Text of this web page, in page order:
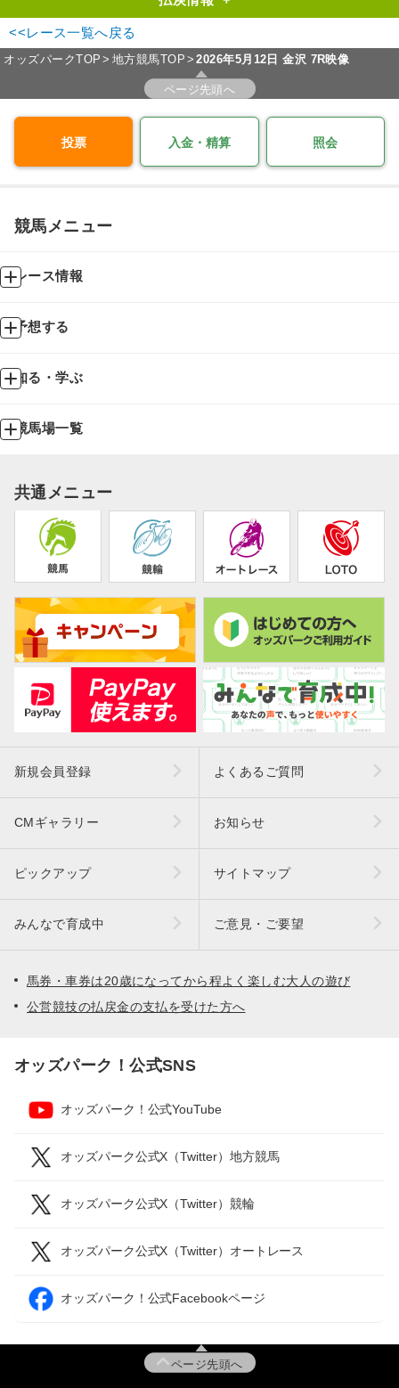
<<レース一覧へ戻る
オッズパークTOP 地方競馬TOP 2026年5月12日 金沢 7R映像
ページ先頭へ
投票 入金・精算 照会
競馬メニュー
レース情報
予想する
知る・学ぶ
競馬場一覧
共通メニュー
新規会員登録 よくあるご質問
CMギャラリー お知らせ
ピックアップ サイトマップ
みんなで育成中 ご意見・ご要望
馬券・車券は20歳になってから程よく楽しむ大人の遊び
公営競技の払戻金の支払を受けた方へ
オッズパーク！公式SNS
オッズパーク！公式YouTube
オッズパーク公式X（Twitter）地方競馬
オッズパーク公式X（Twitter）競輪
オッズパーク公式X（Twitter）オートレース
オッズパーク！公式Facebookページ
ページ先頭へ